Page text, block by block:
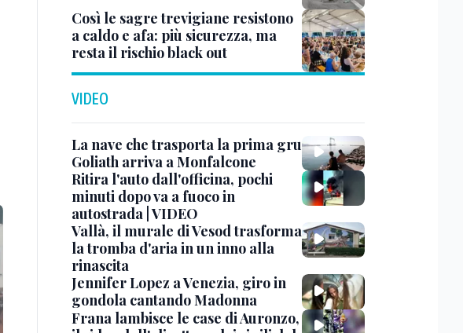
Così le sagre trevigiane resistono
a caldo e afa: più sicurezza, ma
resta il rischio black out
VIDEO
La nave che trasporta la prima gru
Goliath arriva a Monfalcone
Ritira l'auto dall'officina, pochi
minuti dopo va a fuoco in
autostrada | VIDEO
Vallà, il murale di Vesod trasforma
la tromba d'aria in un inno alla
rinascita
Jennifer Lopez a Venezia, giro in
gondola cantando Madonna
Frana lambisce le case di Auronzo,